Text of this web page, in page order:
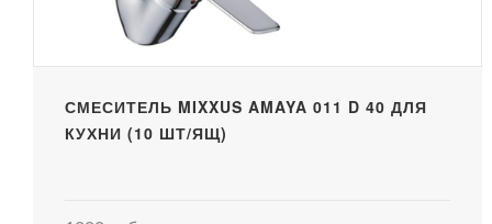
СМЕСИТЕЛЬ MIXXUS AMAYA 011 D 40 ДЛЯ
КУХНИ (10 ШТ/ЯЩ)